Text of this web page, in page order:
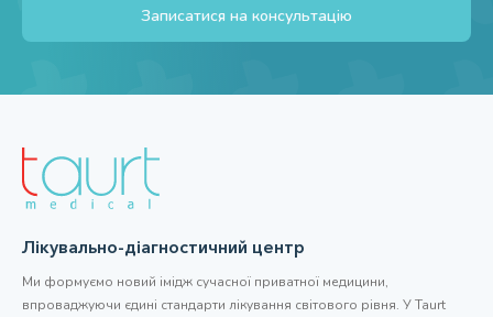
Записатися на консультацію
Лікувально-діагностичний центр
Ми формуємо новий імідж сучасної приватної медицини,
впроваджуючи єдині стандарти лікування світового рівня. У Taurt